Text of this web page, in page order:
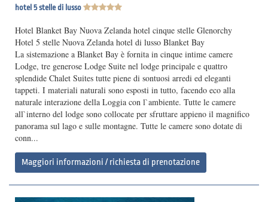
hotel 5 stelle di lusso
Hotel Blanket Bay Nuova Zelanda hotel cinque stelle Glenorchy
Hotel 5 stelle Nuova Zelanda hotel di lusso Blanket Bay
La sistemazione a Blanket Bay è fornita in cinque intime camere
Lodge, tre generose Lodge Suite nel lodge principale e quattro
splendide Chalet Suites tutte piene di sontuosi arredi ed eleganti
tappeti. I materiali naturali sono esposti in tutto, facendo eco alla
naturale interazione della Loggia con l`ambiente. Tutte le camere
all`interno del lodge sono collocate per sfruttare appieno il magnifico
panorama sul lago e sulle montagne. Tutte le camere sono dotate di
conn...
Maggiori informazioni / richiesta di prenotazione